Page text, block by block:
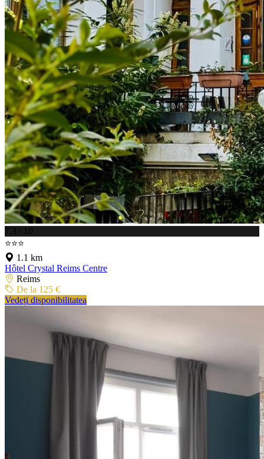
7.3 / 10
⭐⭐⭐
1.1 km
Hôtel Crystal Reims Centre
Reims
De la 125 €
Vedeți disponibilitatea